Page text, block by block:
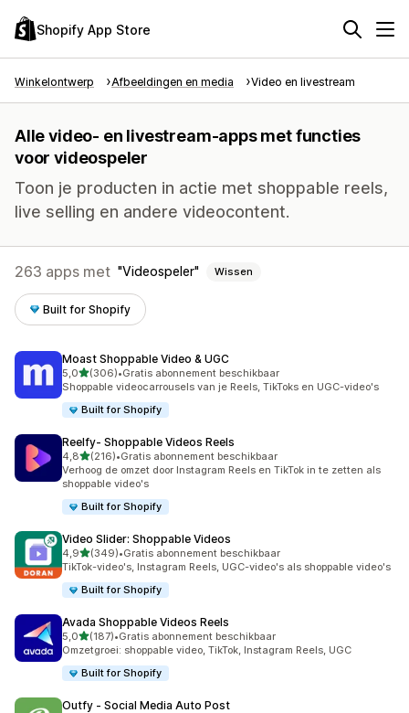
Shopify App Store
Winkelontwerp Afbeeldingen en media Video en livestream
Alle video- en livestream-apps met functies
voor videospeler
Toon je producten in actie met shoppable reels,
live selling en andere videocontent.
263 apps met Videospeler Wissen
Built for Shopify
Moast Shoppable Video & UGC
5,0van 5 sterren
(306)
306 recensies in totaal
•Gratis abonnement beschikbaar
Shoppable videocarrousels van je Reels, TikToks en UGC-video's
Built for Shopify
Reelfy‑ Shoppable Videos Reels
4,8van 5 sterren
(216)
216 recensies in totaal
•Gratis abonnement beschikbaar
Verhoog de omzet door Instagram Reels en TikTok in te zetten als
shoppable video's
Built for Shopify
Video Slider: Shoppable Videos
4,9van 5 sterren
(349)
349 recensies in totaal
•Gratis abonnement beschikbaar
TikTok-video's, Instagram Reels, UGC-video's als shoppable video's
Built for Shopify
Avada Shoppable Videos Reels
5,0van 5 sterren
(187)
187 recensies in totaal
•Gratis abonnement beschikbaar
Omzetgroei: shoppable video, TikTok, Instagram Reels, UGC
Built for Shopify
Outfy ‑ Social Media Auto Post